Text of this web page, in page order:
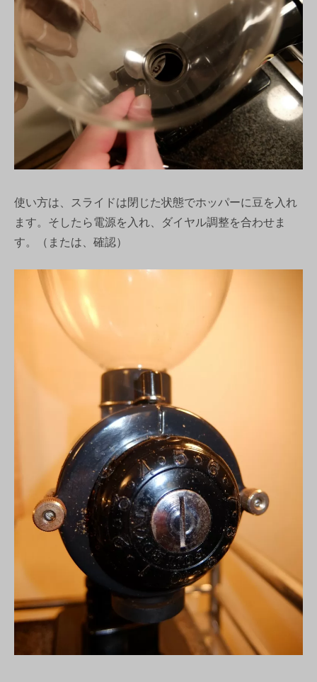
使い方は、スライドは閉じた状態でホッパーに豆を入れ
ます。そしたら電源を入れ、ダイヤル調整を合わせま
す。（または、確認）